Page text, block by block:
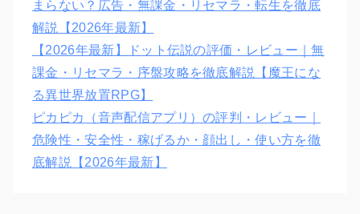
まらない？広告・無課金・リセマラ・転生を徹底
解説【2026年最新】
【2026年最新】ドット伝説の評価・レビュー｜無
課金・リセマラ・序盤攻略を徹底解説【魔王にな
る異世界放置RPG】
ピカピカ（音声配信アプリ）の評判・レビュー｜
危険性・安全性・稼げるか・顔出し・使い方を徹
底解説【2026年最新】